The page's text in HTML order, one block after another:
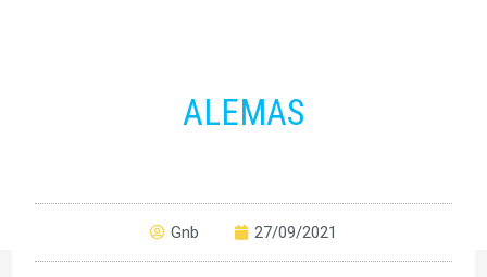
ALEMAS
Gnb 27/09/2021